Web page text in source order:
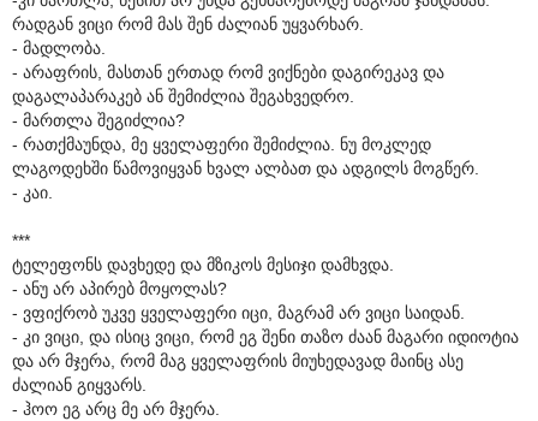
რადგან ვიცი რომ მას შენ ძალიან უყვარხარ.
- მადლობა.
- არაფრის, მასთან ერთად რომ ვიქნები დაგირეკავ და
დაგალაპარაკებ ან შემიძლია შეგახვედრო.
- მართლა შეგიძლია?
- რათქმაუნდა, მე ყველაფერი შემიძლია. ნუ მოკლედ
ლაგოდეხში წამოვიყვან ხვალ ალბათ და ადგილს მოგწერ.
- კაი.
***
ტელეფონს დავხედე და მზიკოს მესიჯი დამხვდა.
- ანუ არ აპირებ მოყოლას?
- ვფიქრობ უკვე ყველაფერი იცი, მაგრამ არ ვიცი საიდან.
- კი ვიცი, და ისიც ვიცი, რომ ეგ შენი თაზო ძაან მაგარი იდიოტია
და არ მჯერა, რომ მაგ ყველაფრის მიუხედავად მაინც ასე
ძალიან გიყვარს.
- ჰოო ეგ არც მე არ მჯერა.